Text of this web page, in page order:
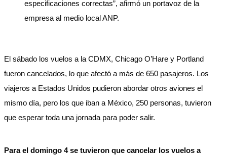
especificaciones correctas”, afirmó un portavoz de la
empresa al medio local ANP.
El sábado los vuelos a la CDMX, Chicago O’Hare y Portland
fueron cancelados, lo que afectó a más de 650 pasajeros. Los
viajeros a Estados Unidos pudieron abordar otros aviones el
mismo día, pero los que iban a México, 250 personas, tuvieron
que esperar toda una jornada para poder salir.
Para el domingo 4 se tuvieron que cancelar los vuelos a